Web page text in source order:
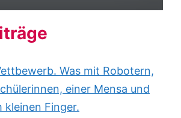
Was mit Robotern,
einer Mensa und
kleinen Finger.